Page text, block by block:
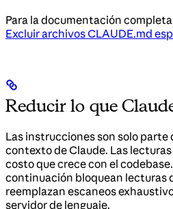
Para la documentación
Excluir archivos CLAUDE.md
Reducir lo que
Las instrucciones son solo parte
contexto de Claude. Las
costo que crece con el
continuación bloquean lecturas
reemplazan escaneos
servidor de lenguaje.